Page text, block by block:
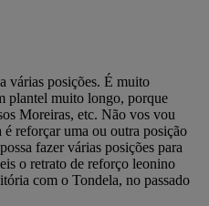
várias posições. É muito
plantel muito longo, porque
Moreiras, etc. Não vos vou
reforçar uma ou outra posição
fazer várias posições para
o retrato de reforço leonino
com o Tondela, no passado